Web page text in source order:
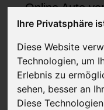
Ihre Privatsphäre
Diese Website
Technologien, um
Erlebnis zu
sehen, besser an
Diese
Online Auto